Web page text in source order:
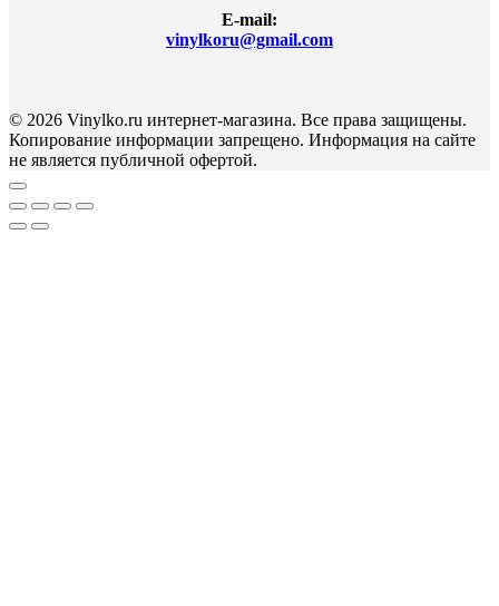
E-mail:
vinylkoru@gmail.com
© 2026 Vinylko.ru интернет-магазина. Все права защищены.
Копирование информации запрещено. Информация на сайте
не является публичной офертой.